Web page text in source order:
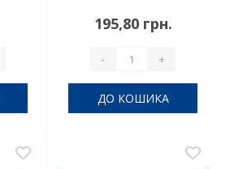
195,80 грн.
- +
ДО КОШИКА